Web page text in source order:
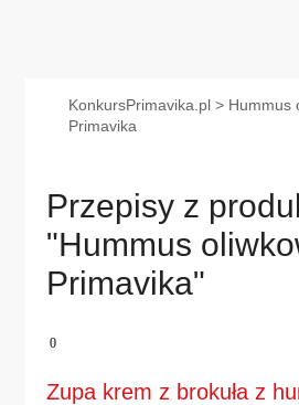
KonkursPrimavika.pl > Hummus
Primavika
Przepisy z
"Hummus
Primavika"
0
Zupa krem z brokuła z